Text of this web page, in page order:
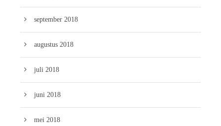
september 2018
augustus 2018
juli 2018
juni 2018
mei 2018